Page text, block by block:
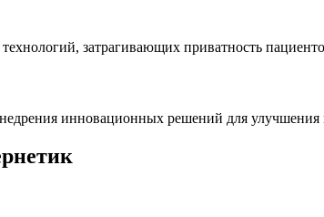
затрагивающих приватность
инновационных решений для